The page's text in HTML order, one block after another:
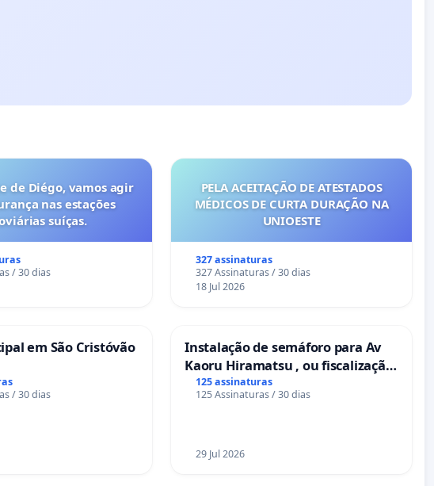
de Diégo, vamos agir
nas estações
suíças.
/ 30 dias
PELA ACEITAÇÃO DE ATESTADOS
MÉDICOS DE CURTA DURAÇÃO NA
UNIOESTE
327 assinaturas
327 Assinaturas / 30 dias
18 Jul 2026
em São Cristóvão
/ 30 dias
Instalação de semáforo para Av
Kaoru Hiramatsu , ou fiscalização
Eletrônica
125 assinaturas
125 Assinaturas / 30 dias
29 Jul 2026